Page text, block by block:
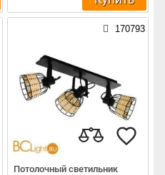
170793
Потолочный светильник